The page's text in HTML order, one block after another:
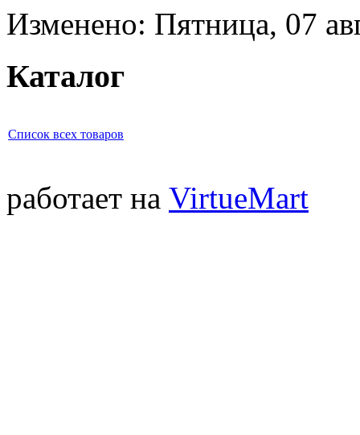
Изменено: Пятница, 07
Каталог
Список всех товаров
работает на VirtueMart